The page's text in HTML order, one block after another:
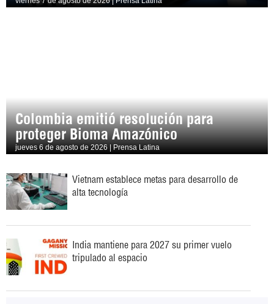
Colombia emitió resolución para
proteger Bioma Amazónico
jueves 6 de agosto de 2026 | Prensa Latina
Vietnam establece metas para desarrollo de
alta tecnología
India mantiene para 2027 su primer vuelo
tripulado al espacio